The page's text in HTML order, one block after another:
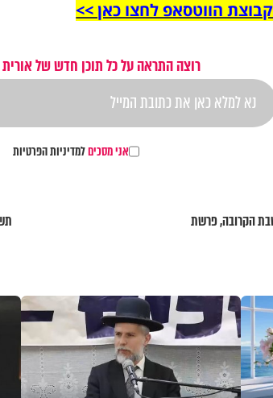
הווטסאפ לחצו כאן >>
רוצה התראה על כל תוכן חדש של אורית
אני מסכיםלמדיניות הפרטיות
הקרובה, פרשת